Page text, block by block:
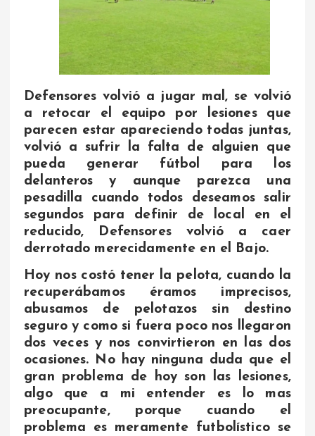
Defensores volvió a jugar mal, se volvió
a retocar el equipo por lesiones que
parecen estar apareciendo todas juntas,
volvió a sufrir la falta de alguien que
pueda generar fútbol para los
delanteros y aunque parezca una
pesadilla cuando todos deseamos salir
segundos para definir de local en el
reducido, Defensores volvió a caer
derrotado merecidamente en el Bajo.
Hoy nos costó tener la pelota, cuando la
recuperábamos éramos imprecisos,
abusamos de pelotazos sin destino
seguro y como si fuera poco nos llegaron
dos veces y nos convirtieron en las dos
ocasiones. No hay ninguna duda que el
gran problema de hoy son las lesiones,
algo que a mi entender es lo mas
preocupante, porque cuando el
problema es meramente futbolístico se